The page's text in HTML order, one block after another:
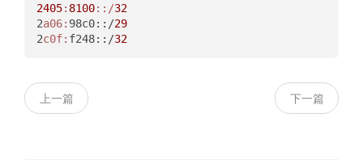
2405: 8100: :/32
2a06: 98c0::/29
2c0f: f248::/32
上一篇 下一篇